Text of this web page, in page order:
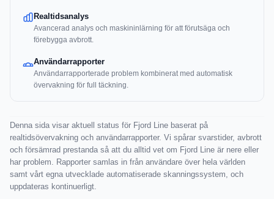
Realtidsanalys
Avancerad analys och maskininlärning för att förutsäga och
förebygga avbrott.
Användarrapporter
Användarrapporterade problem kombinerat med automatisk
övervakning för full täckning.
Denna sida visar aktuell status för Fjord Line baserat på
realtidsövervakning och användarrapporter. Vi spårar svarstider, avbrott
och försämrad prestanda så att du alltid vet om Fjord Line är nere eller
har problem. Rapporter samlas in från användare över hela världen
samt vårt egna utvecklade automatiserade skanningssystem, och
uppdateras kontinuerligt.